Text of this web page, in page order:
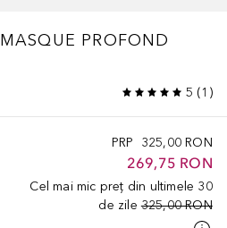
MASQUE PROFOND
5 (1 )
PRP 325,00 RON
269,75 RON
Cel mai mic preț din ultimele 30
de zile 325,00 RON